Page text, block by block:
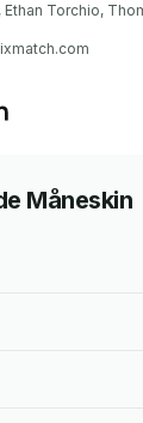
Torchio,
Måneskin